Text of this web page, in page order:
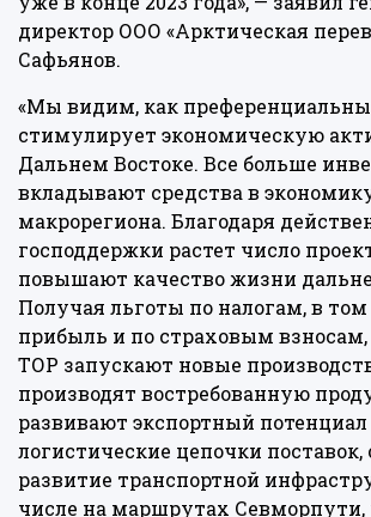
директор ООО «Арктическая
Сафьянов.
«Мы видим, как
стимулирует экономическую
Дальнем Востоке. Все больше
вкладывают средства в
макрорегиона. Благодаря
господдержки растет число
повышают качество жизни
Получая льготы по налогам, в том
прибыль и по страховым
ТОР запускают новые
производят востребованную
развивают экспортный потенциал
логистические цепочки
развитие транспортной
числе на маршрутах